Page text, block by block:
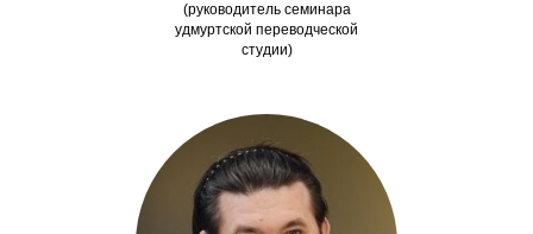
(руководитель семинара
удмуртской переводческой
студии)